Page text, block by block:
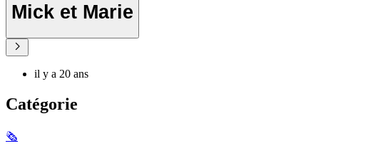
Mick et Marie
il y a 20 ans
Catégorie
🗞